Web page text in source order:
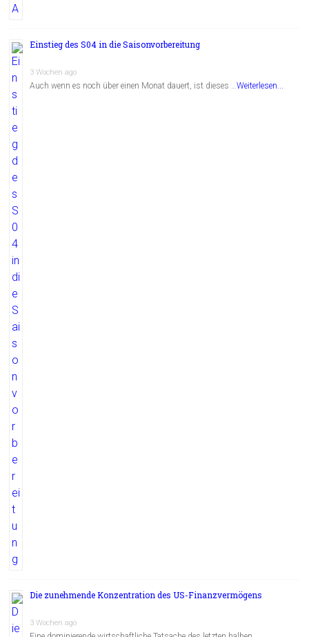
Einstieg des S04 in die Saisonvorbereitung
3 Wochen ago
Auch wenn es noch über einen Monat dauert, ist dieses …Weiterlesen...
Die zunehmende Konzentration des US-Finanzvermögens
3 Wochen ago